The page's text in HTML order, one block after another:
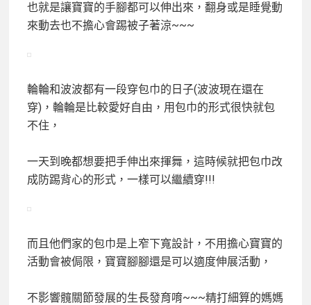
也就是讓寶寶的手腳都可以伸出來，翻身或是睡覺動
來動去也不擔心會踢被子著涼~~~
輪輪和波波都有一段穿包巾的日子(波波現在還在
穿)，輪輪是比較愛好自由，用包巾的形式很快就包
不住，
一天到晚都想要把手伸出來揮舞，這時候就把包巾改
成防踢背心的形式，一樣可以繼續穿!!!
而且他們家的包巾是上窄下寬設計，不用擔心寶寶的
活動會被侷限，寶寶腳腳還是可以適度伸展活動，
不影響髖關節發展的生長發育唷~~~精打細算的媽媽